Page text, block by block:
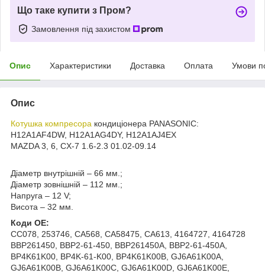
Що таке купити з Пром?
Замовлення під захистом
Опис Характеристики Доставка Оплата Умови
Опис
Котушка компресора кондиціонера PANASONIC:
H12A1AF4DW, H12A1AG4DY, H12A1AJ4EX
MAZDA 3, 6, CX-7 1.6-2.3 01.02-09.14
Діаметр внутрішній – 66 мм.;
Діаметр зовнішній – 112 мм.;
Напруга – 12 V;
Висота – 32 мм.
Коди ОЕ:
CC078, 253746, CA568, CA58475, CA613, 4164727, 4164728
BBP261450, BBP2-61-450, BBP261450A, BBP2-61-450A,
BP4K61K00, BP4K-61-K00, BP4K61K00B, GJ6A61K00A,
GJ6A61K00B, GJ6A61K00C, GJ6A61K00D, GJ6A61K00E,